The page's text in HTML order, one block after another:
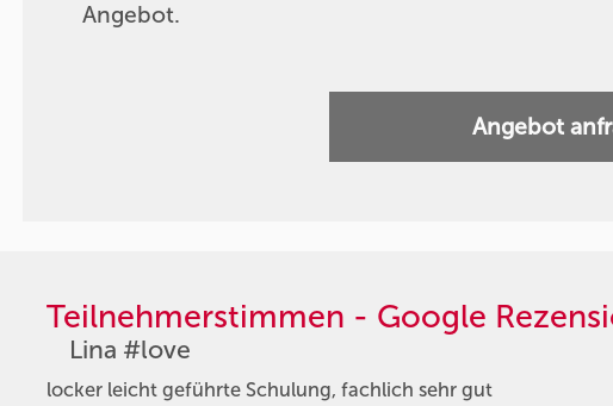
Angebot.
Angebot
Teilnehmerstimmen - Google
Lina #love
locker leicht geführte Schulung, fachlich sehr gut